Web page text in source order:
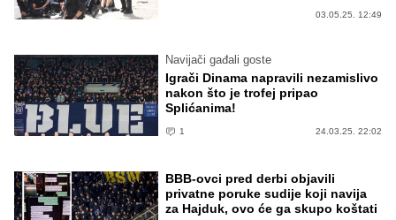
03.05.25. 12:49
Navijači gađali goste
Igrači Dinama napravili nezamislivo
nakon što je trofej pripao
Splićanima!
1 24.03.25. 22:02
BBB-ovci pred derbi objavili
privatne poruke sudije koji navija
za Hajduk, ovo će ga skupo koštati